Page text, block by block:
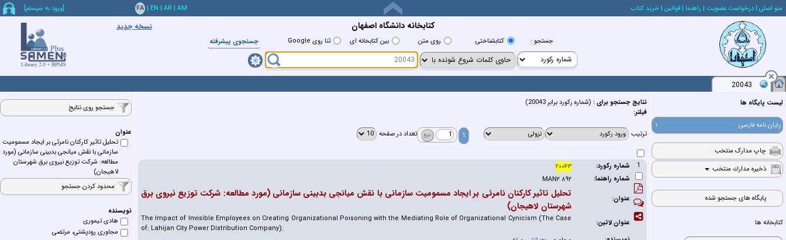
منو اصلي | درخواست عضويت | راهنما | قوانين | خريد كتاب FA | EN | AR | AM [ورود به سيستم]
کتابخانه دانشگاه اصفهان نسخه جدید
جستجو : كتابشناختي روي متن بين كتابخانه اي ثنا روی Google جستجوي پيشرفته
20043